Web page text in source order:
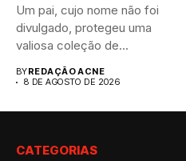
Um pai, cujo nome não foi
divulgado, protegeu uma
valiosa coleção de...
BYREDAÇÃO ACNE
8 DE AGOSTO DE 2026
CATEGORIAS